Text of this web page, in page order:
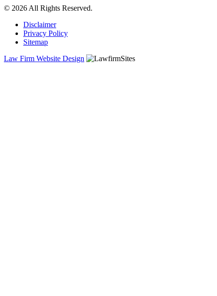
© 2026 All Rights Reserved.
Disclaimer
Privacy Policy
Sitemap
Law Firm Website Design